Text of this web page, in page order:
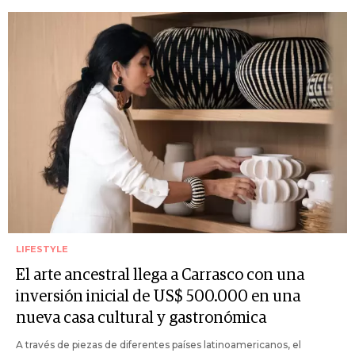
LIFESTYLE
El arte ancestral llega a Carrasco con una
inversión inicial de US$ 500.000 en una
nueva casa cultural y gastronómica
A través de piezas de diferentes países latinoamericanos, el